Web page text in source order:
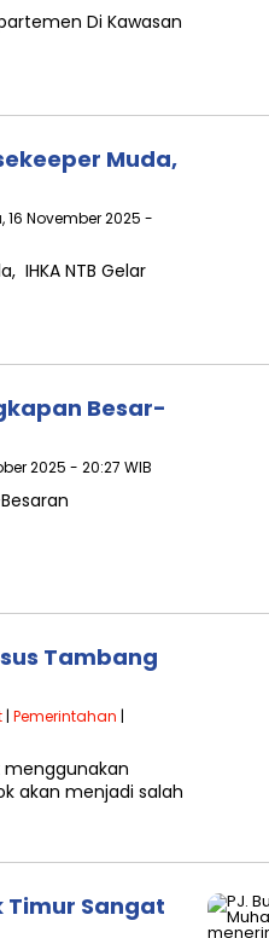
Di Kawasan
Muda,
16 November 2025 -
IHKA NTB Gelar
Besar-
2025 - 20:27 WIB
Tambang
| Pemerintahan |
menggunakan
akan menjadi salah
Timur Sangat